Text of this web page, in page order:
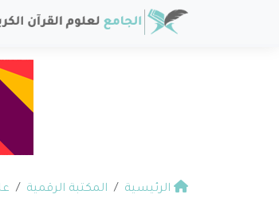
الرئيسية المكتبة الرقمية